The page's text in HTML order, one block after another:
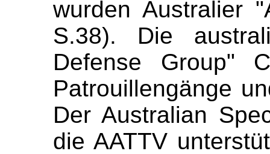
wurden Australier
S.38). Die
Defense Group"
Patrouillengänge
Der Australian
die AATTV